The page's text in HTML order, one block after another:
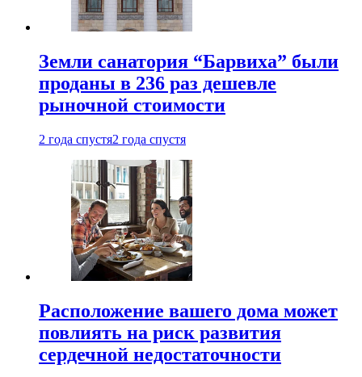
Земли санатория “Барвиха” были
проданы в 236 раз дешевле
рыночной стоимости
2 года спустя2 года спустя
Расположение вашего дома может
повлиять на риск развития
сердечной недостаточности